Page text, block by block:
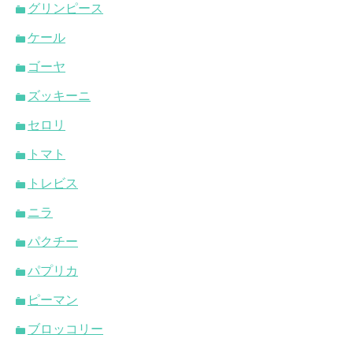
グリンピース
ケール
ゴーヤ
ズッキーニ
セロリ
トマト
トレビス
ニラ
パクチー
パプリカ
ピーマン
ブロッコリー